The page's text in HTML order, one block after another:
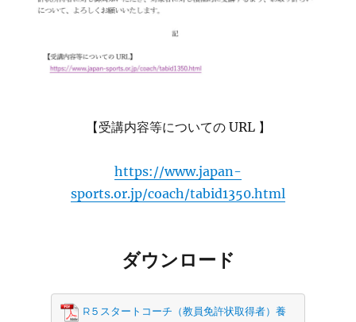
【受講内容等についての URL 】
https://www.japan-
sports.or.jp/coach/tabid1350.html
ダウンロード
R５スタートコーチ（教員免許状取得者）養